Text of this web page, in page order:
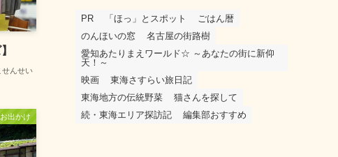
せんせい
お出かけ
PR 「ほっ」とスポット
ごはん暦
のんほいの窓
名古屋の街路樹
愛知あたりまえワールド☆ ～あなたの街に新仰
天！～
映画
東海さすらい旅日記
東海地方の伝統野菜
猫さんを探して
続・東海エリア探訪記
編集部おすすめ